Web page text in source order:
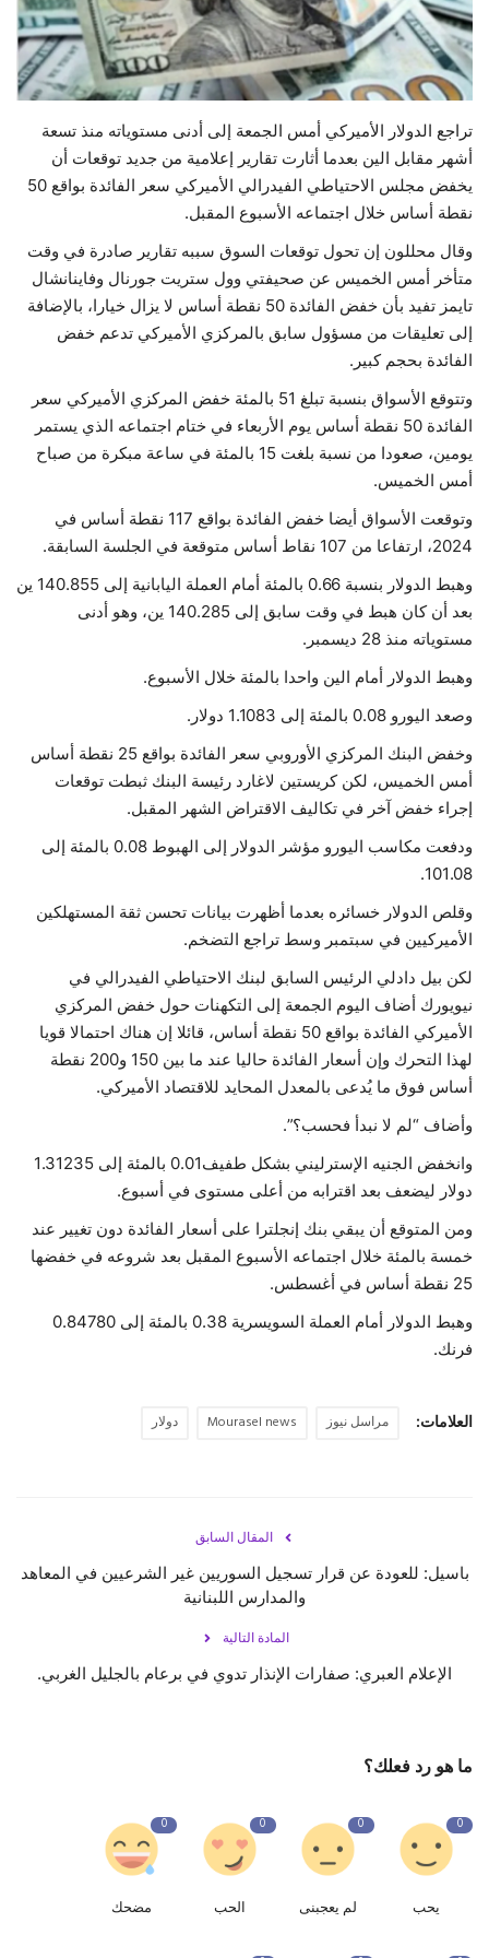
حياة
تراجع الدولار الأميركي أمس الجمعة إلى أدنى مستوياته منذ تسعة
أشهر مقابل الين بعدما أثارت تقارير إعلامية من جديد توقعات أن
يخفض مجلس الاحتياطي الفيدرالي الأميركي سعر الفائدة بواقع 50
نقطة أساس خلال اجتماعه الأسبوع المقبل.
وقال محللون إن تحول توقعات السوق سببه تقارير صادرة في وقت
متأخر أمس الخميس عن صحيفتي وول ستريت جورنال وفاينانشال
تايمز تفيد بأن خفض الفائدة 50 نقطة أساس لا يزال خيارا، بالإضافة
إلى تعليقات من مسؤول سابق بالمركزي الأميركي تدعم خفض
الفائدة بحجم كبير.
وتتوقع الأسواق بنسبة تبلغ 51 بالمئة خفض المركزي الأميركي سعر
الفائدة 50 نقطة أساس يوم الأربعاء في ختام اجتماعه الذي يستمر
يومين، صعودا من نسبة بلغت 15 بالمئة في ساعة مبكرة من صباح
أمس الخميس.
وتوقعت الأسواق أيضا خفض الفائدة بواقع 117 نقطة أساس في
2024، ارتفاعا من 107 نقاط أساس متوقعة في الجلسة السابقة.
وهبط الدولار بنسبة 0.66 بالمئة أمام العملة اليابانية إلى 140.855 ين
بعد أن كان هبط في وقت سابق إلى 140.285 ين، وهو أدنى
مستوياته منذ 28 ديسمبر.
وهبط الدولار أمام الين واحدا بالمئة خلال الأسبوع.
وصعد اليورو 0.08 بالمئة إلى 1.1083 دولار.
وخفض البنك المركزي الأوروبي سعر الفائدة بواقع 25 نقطة أساس
أمس الخميس، لكن كريستين لاغارد رئيسة البنك ثبطت توقعات
إجراء خفض آخر في تكاليف الاقتراض الشهر المقبل.
ودفعت مكاسب اليورو مؤشر الدولار إلى الهبوط 0.08 بالمئة إلى
101.08.
وقلص الدولار خسائره بعدما أظهرت بيانات تحسن ثقة المستهلكين
الأميركيين في سبتمبر وسط تراجع التضخم.
لكن بيل دادلي الرئيس السابق لبنك الاحتياطي الفيدرالي في
نيويورك أضاف اليوم الجمعة إلى التكهنات حول خفض المركزي
الأميركي الفائدة بواقع 50 نقطة أساس، قائلا إن هناك احتمالا قويا
لهذا التحرك وإن أسعار الفائدة حاليا عند ما بين 150 و200 نقطة
أساس فوق ما يُدعى بالمعدل المحايد للاقتصاد الأميركي.
وأضاف “لم لا نبدأ فحسب؟”.
وانخفض الجنيه الإسترليني بشكل طفيف0.01 بالمئة إلى 1.31235
دولار ليضعف بعد اقترابه من أعلى مستوى في أسبوع.
ومن المتوقع أن يبقي بنك إنجلترا على أسعار الفائدة دون تغيير عند
خمسة بالمئة خلال اجتماعه الأسبوع المقبل بعد شروعه في خفضها
25 نقطة أساس في أغسطس.
وهبط الدولار أمام العملة السويسرية 0.38 بالمئة إلى 0.84780
فرنك.
العلامات: مراسل نيوز Mourasel news دولار
المقال السابق
باسيل: للعودة عن قرار تسجيل السوريين غير الشرعيين في المعاهد
والمدارس اللبنانية
المادة التالية
الإعلام العبري: صفارات الإنذار تدوي في برعام بالجليل الغربي.
ما هو رد فعلك؟
0
يحب
0
لم يعجبنى
0
الحب
0
مضحك